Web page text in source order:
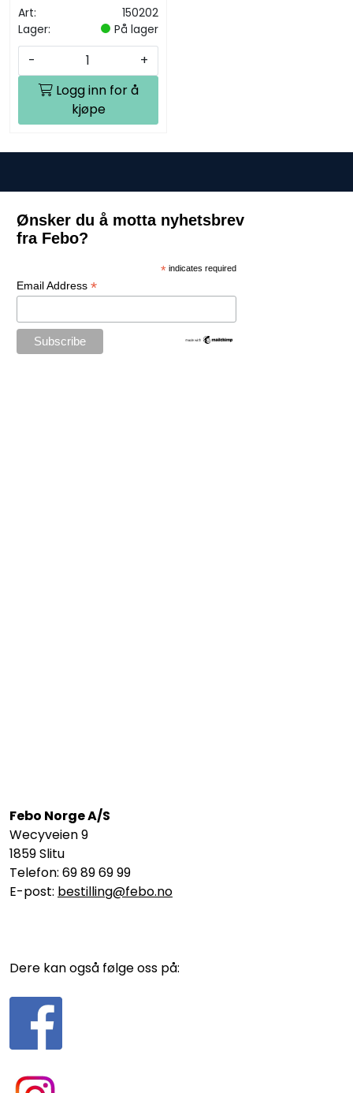
Art:
150202
Lager:
På lager
-
+
Logg inn for å
kjøpe
Ønsker du å motta nyhetsbrev
fra Febo?
* indicates required
Email Address *
Febo Norge A/S
Wecyveien 9
1859 Slitu
Telefon: 69 89 69 99
E-post: bestilling@febo.no
Dere kan også følge oss på: